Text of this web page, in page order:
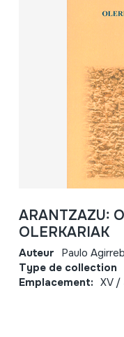
ARANTZAZU:
OLERKARIAK
Auteur Paulo
Type de collection
Emplacement: XV /